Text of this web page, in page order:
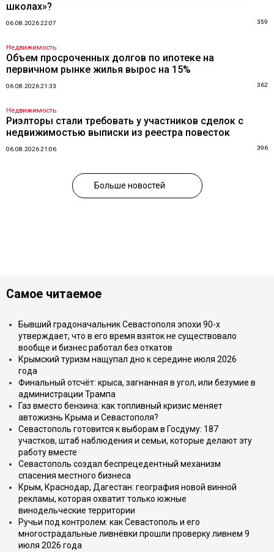
школах»?
06.08.2026 22:07 359
Недвижимость
Объем просроченных долгов по ипотеке на
первичном рынке жилья вырос на 15%
06.08.2026 21:33 362
Недвижимость
Риэлторы стали требовать у участников сделок с
недвижимостью выписки из реестра повесток
06.08.2026 21:06 396
Больше новостей
Самое читаемое
Бывший градоначальник Севастополя эпохи 90-х
утверждает, что в его время взяток не существовало
вообще и бизнес работал без откатов
Крымский туризм нащупал дно к середине июля 2026
года
Финальный отсчёт: крыса, загнанная в угол, или безумие в
администрации Трампа
Газ вместо бензина: как топливный кризис меняет
автожизнь Крыма и Севастополя?
Севастополь готовится к выборам в Госдуму: 187
участков, штаб наблюдения и семьи, которые делают эту
работу вместе
Севастополь создал беспрецедентный механизм
спасения местного бизнеса
Крым, Краснодар, Дагестан: география новой винной
рекламы, которая охватит только южные
винодельческие территории
Ручьи под контролем: как Севастополь и его
многострадальные ливнёвки прошли проверку ливнем 9
июля 2026 года